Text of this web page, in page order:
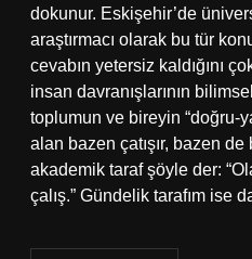
dokunur. Eskişehir’de
araştırmacı olarak bu tür
cevabın yetersiz kaldığını
insan davranışlarının
toplumun ve bireyin “doğru-
alan bazen çatışır, bazen
akademik taraf şöyle der:
çalış.” Gündelik tarafım ise